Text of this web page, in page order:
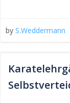
by S.Weddermann